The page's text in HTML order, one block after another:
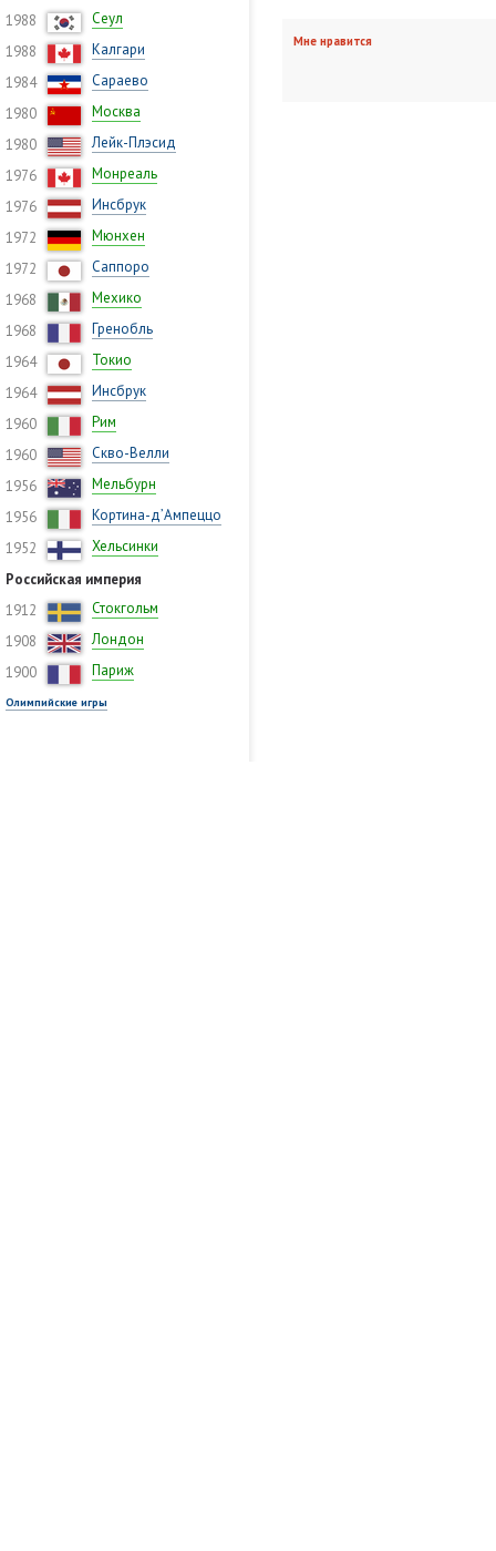
1988
Сеул
1988
Калгари
1984
Сараево
1980
Москва
1980
Лейк-Плэсид
1976
Монреаль
1976
Инсбрук
1972
Мюнхен
1972
Саппоро
1968
Мехико
1968
Гренобль
1964
Токио
1964
Инсбрук
1960
Рим
1960
Скво-Велли
1956
Мельбурн
1956
Кортина-д’Ампеццо
1952
Хельсинки
Российская империя
1912
Стокгольм
1908
Лондон
1900
Париж
Олимпийские игры
Мне нравится